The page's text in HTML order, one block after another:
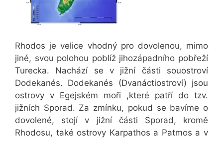
Rhodos je velice vhodný pro dovolenou, mimo
jiné, svou polohou poblíž jihozápadního pobřeží
Turecka. Nachází se v jižní části souostroví
Dodekanés. Dodekanés (Dvanáctiostroví) jsou
ostrovy v Egejském moři ,které patří do tzv.
jižních Sporad. Za zmínku, pokud se bavíme o
dovolené, stojí v jižní části Sporad, kromě
Rhodosu, také ostrovy Karpathos a Patmos a v